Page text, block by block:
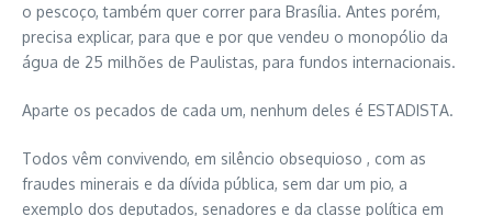
o pescoço, também quer correr para Brasília. Antes porém,
precisa explicar, para que e por que vendeu o monopólio da
água de 25 milhões de Paulistas, para fundos internacionais.
Aparte os pecados de cada um, nenhum deles é ESTADISTA.
Todos vêm convivendo, em silêncio obsequioso , com as
fraudes minerais e da dívida pública, sem dar um pio, a
exemplo dos deputados, senadores e da classe política em